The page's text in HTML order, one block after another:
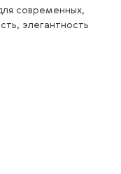
современных,
элегантность